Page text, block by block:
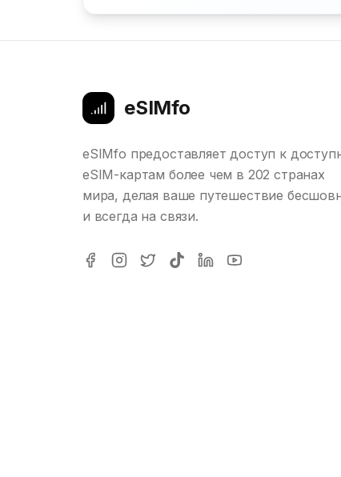
eSIMfo
eSIMfo предоставляет доступ к
eSIM-картам более чем в 202 странах
мира, делая ваше путешествие
и всегда на связи.